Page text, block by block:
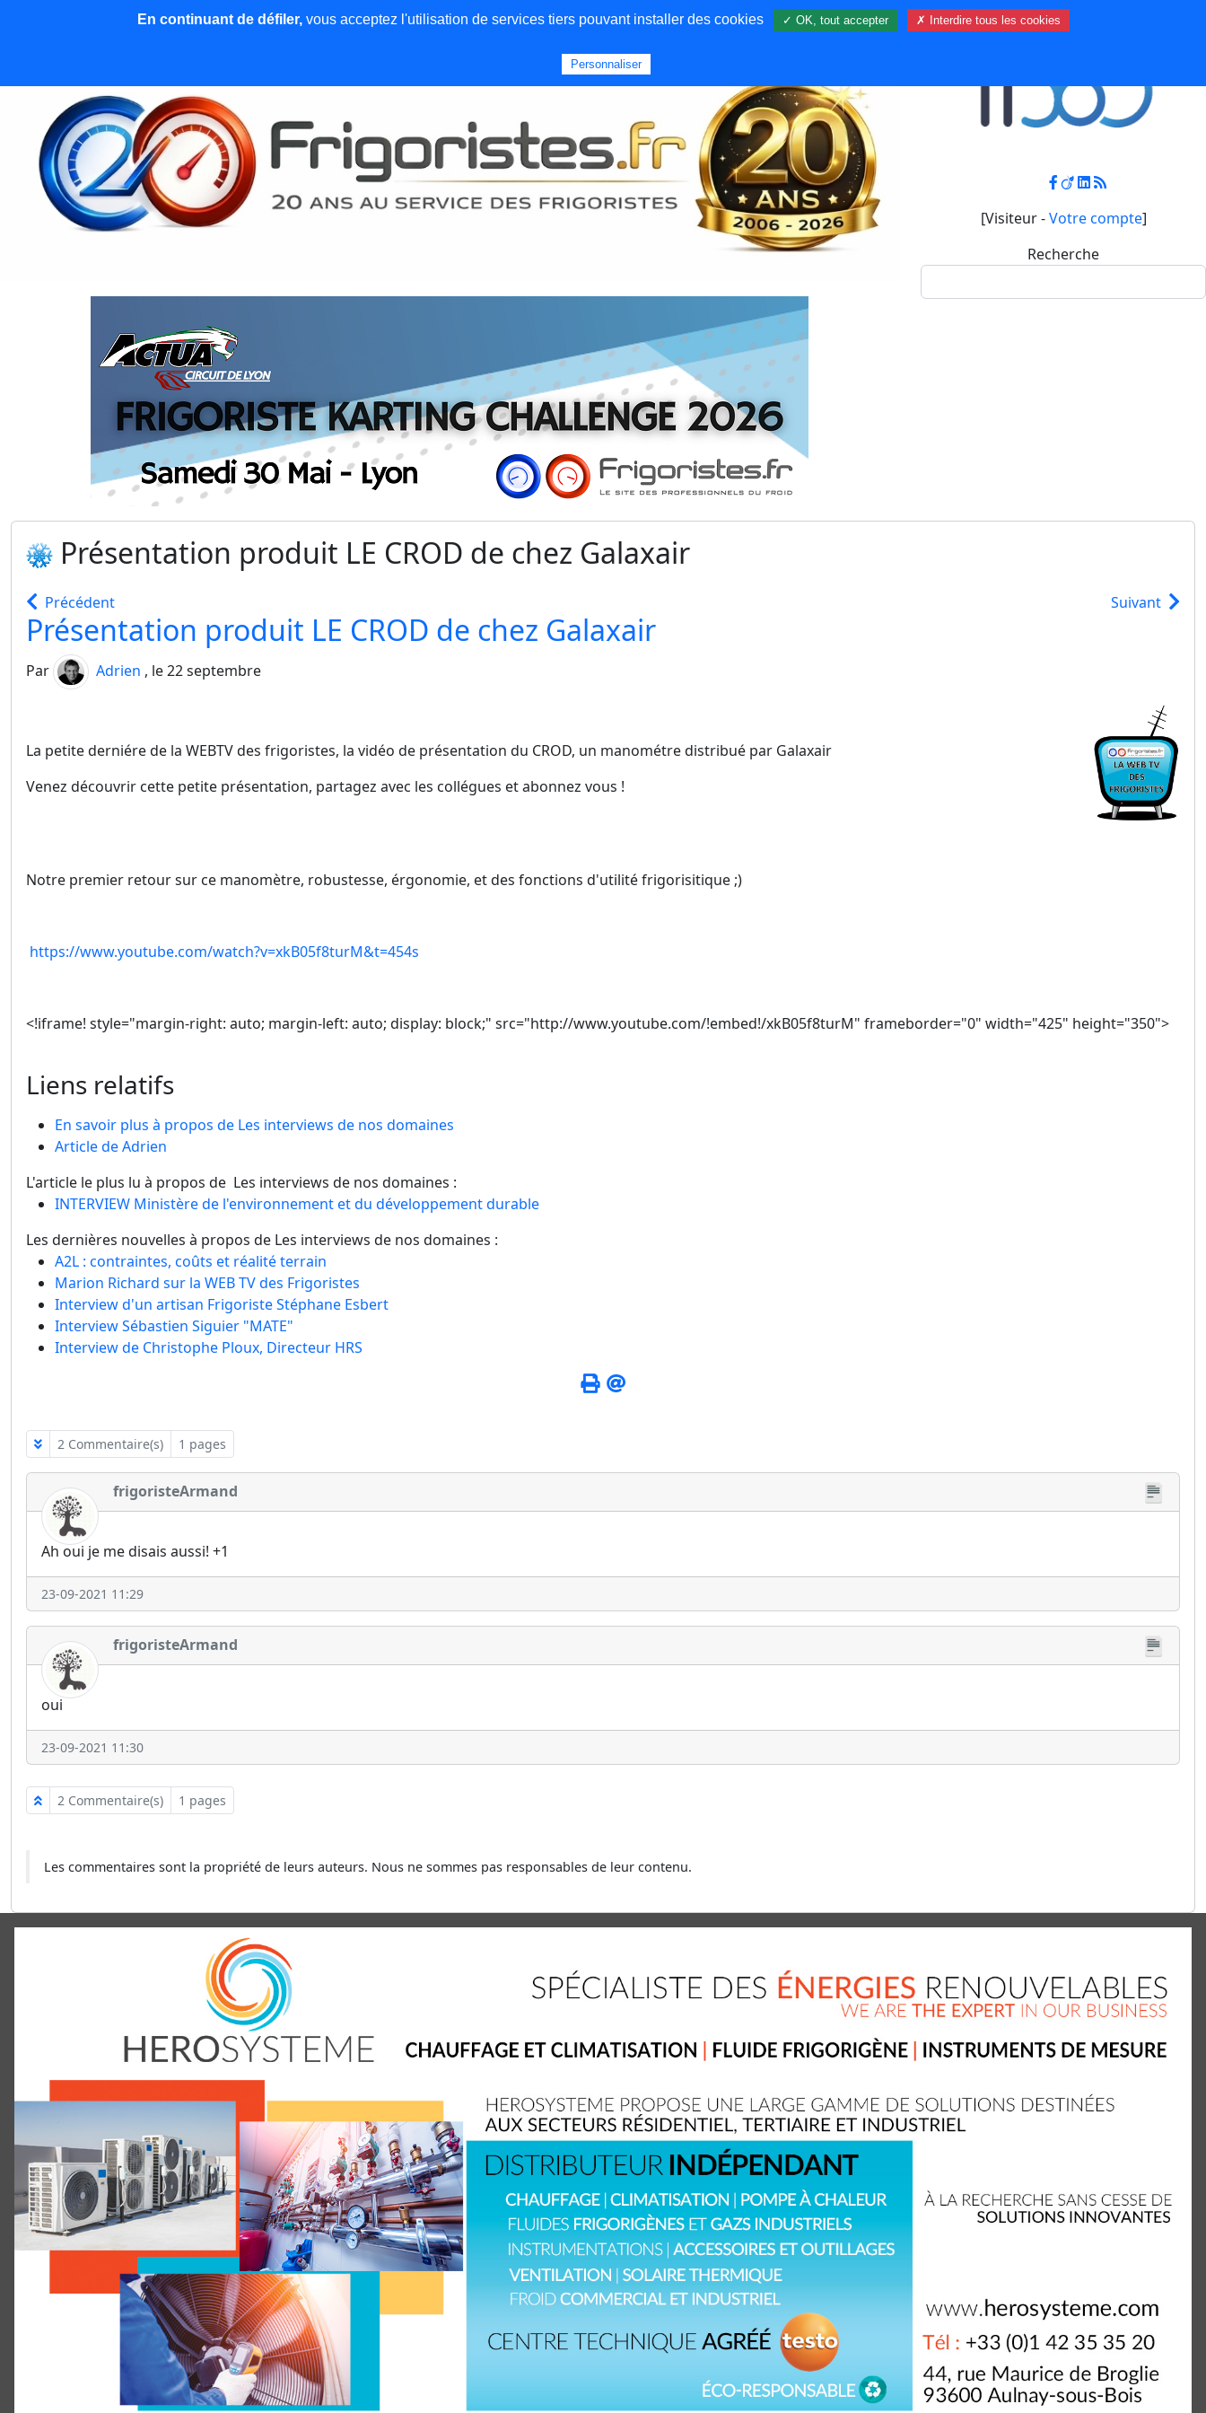
News et articles Emploi Qui sommes nous Contact Mon compte
[Visiteur -Votre compte]
Recherche
Présentation produit LE CROD de chez Galaxair
Précédent Suivant
Présentation produit LE CROD de chez Galaxair
Par Adrien , le 22 septembre
La petite derniére de la WEBTV des frigoristes, la vidéo de présentation du CROD, un manométre distribué par Galaxair
Venez découvrir cette petite présentation, partagez avec les collégues et abonnez vous !
Notre premier retour sur ce manomètre, robustesse, érgonomie, et des fonctions d'utilité frigorisitique ;)
https://www.youtube.com/watch?v=xkB05f8turM&t=454s
<!iframe! style="margin-right: auto; margin-left: auto; display: block;" src="http://www.youtube.com/!embed!/xkB05f8turM" frameborder="0" width="425" height="350">
Liens relatifs
En savoir plus à propos de Les interviews de nos domaines
Article de Adrien
L'article le plus lu à propos de Les interviews de nos domaines :
INTERVIEW Ministère de l'environnement et du développement durable
Les dernières nouvelles à propos de Les interviews de nos domaines :
A2L : contraintes, coûts et réalité terrain
Marion Richard sur la WEB TV des Frigoristes
Interview d'un artisan Frigoriste Stéphane Esbert
Interview Sébastien Siguier "MATE"
Interview de Christophe Ploux, Directeur HRS
2 Commentaire(s) 1 pages
frigoristeArmand
Ah oui je me disais aussi! +1
23-09-2021 11:29
frigoristeArmand
oui
23-09-2021 11:30
2 Commentaire(s) 1 pages
Les commentaires sont la propriété de leurs auteurs. Nous ne sommes pas responsables de leur contenu.
En continuant de défiler,vous acceptez l'utilisation de services tiers pouvant installer des cookies ✓ OK, tout accepter ✗ Interdire tous les cookies
Personnaliser